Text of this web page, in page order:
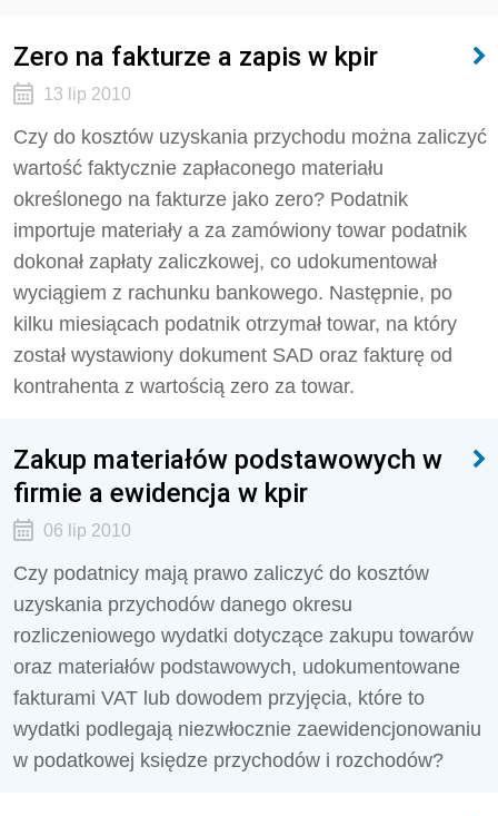
Zero na fakturze a zapis w kpir
13 lip 2010
Czy do kosztów uzyskania przychodu można zaliczyć
wartość faktycznie zapłaconego materiału
określonego na fakturze jako zero? Podatnik
importuje materiały a za zamówiony towar podatnik
dokonał zapłaty zaliczkowej, co udokumentował
wyciągiem z rachunku bankowego. Następnie, po
kilku miesiącach podatnik otrzymał towar, na który
został wystawiony dokument SAD oraz fakturę od
kontrahenta z wartością zero za towar.
Zakup materiałów podstawowych w
firmie a ewidencja w kpir
06 lip 2010
Czy podatnicy mają prawo zaliczyć do kosztów
uzyskania przychodów danego okresu
rozliczeniowego wydatki dotyczące zakupu towarów
oraz materiałów podstawowych, udokumentowane
fakturami VAT lub dowodem przyjęcia, które to
wydatki podlegają niezwłocznie zaewidencjonowaniu
w podatkowej księdze przychodów i rozchodów?